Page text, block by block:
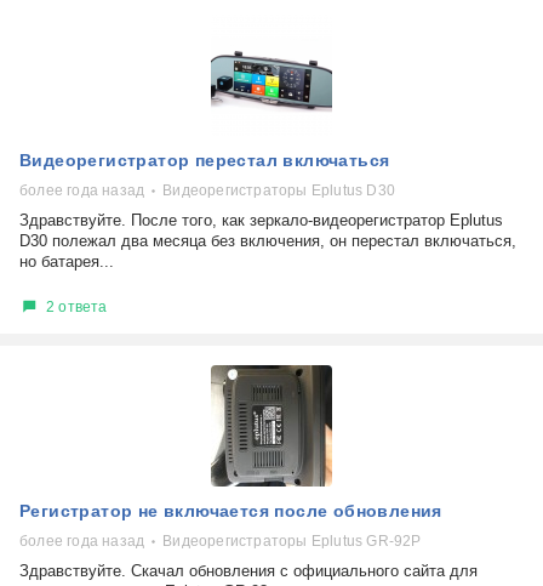
Видеорегистратор перестал включаться
более года назад Видеорегистраторы Eplutus D30
Здравствуйте. После того, как зеркало-видеорегистратор Eplutus
D30 полежал два месяца без включения, он перестал включаться,
но батарея...
2 ответа
Регистратор не включается после обновления
более года назад Видеорегистраторы Eplutus GR-92Р
Здравствуйте. Скачал обновления с официального сайта для